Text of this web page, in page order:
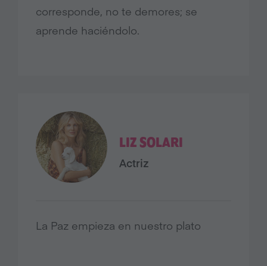
corresponde, no te demores; se
aprende haciéndolo.
LIZ SOLARI
Actriz
La Paz empieza en nuestro plato